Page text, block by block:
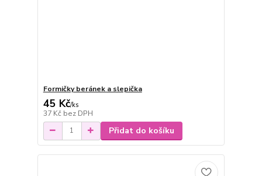
Formičky beránek a slepička
45 Kč/ks
37 Kč bez DPH
Přidat do košíku